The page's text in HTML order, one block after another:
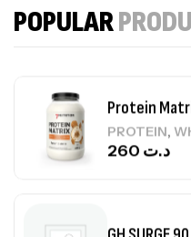
POPULARCREATINE
Protein
PROTEIN,
د.ت